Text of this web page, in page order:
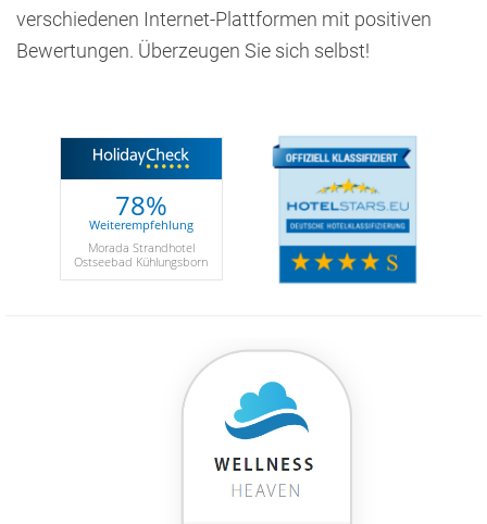
verschiedenen Internet-Plattformen mit positiven
Bewertungen. Überzeugen Sie sich selbst!
78%
Weiterempfehlung
Morada Strandhotel
Ostseebad Kühlungsborn